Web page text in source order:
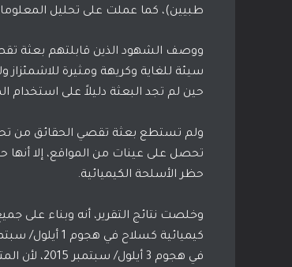
طبيين)، كما عملت على تحليل
ووصف الشهود الذين قابلتهم بعثة
سيئة للغاية وكريهة ومثيرة للاشمئزاز
حين لم تجد البعثة دليلاً على استخدام
ولم تستطع بعثة تقصي الحقائق من
حظر الأسلحة الكيميائية.
وخلصت نتائج التقرير، أنه وبناء على
في هجوم 3 أيلول/ سبتمبر 2015، لأن المتضررين ظهرت عليهم أعراض مشابهة لأعراض الهجوم الأول.